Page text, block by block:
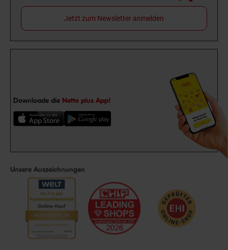
Jetzt zum Newsletter anmelden
Downloade die Netto plus App!
Unsere Auszeichnungen